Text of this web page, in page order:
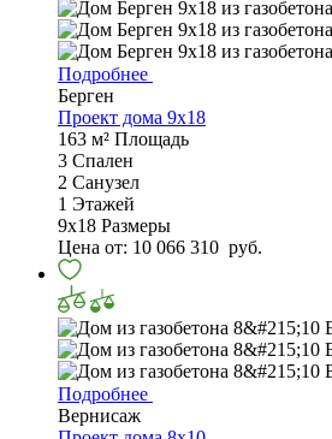
Подробнее
Берген
Проект дома 9х18
163 м² Площадь
3 Спален
2 Санузел
1 Этажей
9х18 Размеры
Цена от: 10 066 310 руб.
Подробнее
Вернисаж